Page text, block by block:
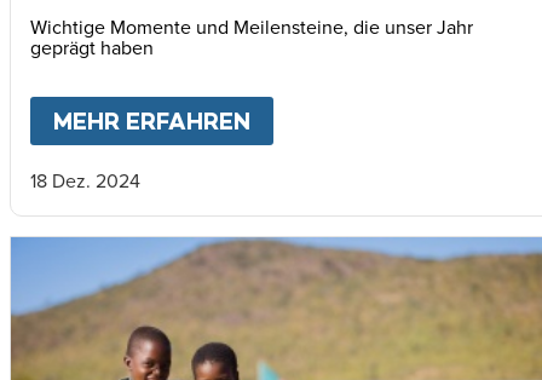
Wichtige Momente und Meilensteine, die unser Jahr
geprägt haben
MEHR ERFAHREN
18 Dez. 2024